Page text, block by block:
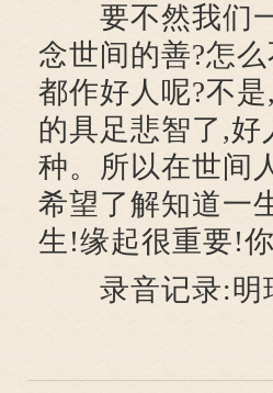
要不然我们一
念世间的善?怎
都作好人呢?不
的具足悲智了,
种。所以在世间
希望了解知道一
生!缘起很重要!
录音记录:明